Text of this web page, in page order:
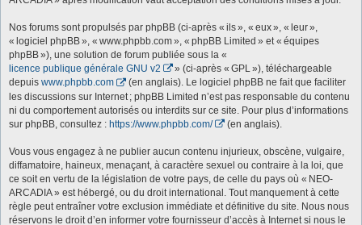
Nos forums sont propulsés par phpBB (ci-après « ils », « eux », « leur »,
« logiciel phpBB », « www.phpbb.com », « phpBB Limited » et « équipes
phpBB »), une solution de forum publiée sous la «
licence publique générale GNU v2
» (ci-après « GPL »), téléchargeable
depuis www.phpbb.com
(en anglais). Le logiciel phpBB ne fait que faciliter
les discussions sur Internet ; phpBB Limited n’est pas responsable du contenu
ni du comportement autorisés ou interdits sur ce site. Pour plus d’informations
sur phpBB, consultez : https://www.phpbb.com/ (en anglais).
Vous vous engagez à ne publier aucun contenu injurieux, obscène, vulgaire,
diffamatoire, haineux, menaçant, à caractère sexuel ou contraire à la loi, que
ce soit en vertu de la législation de votre pays, de celle du pays où « NEO-
ARCADIA » est hébergé, ou du droit international. Tout manquement à cette
règle peut entraîner votre exclusion immédiate et définitive du site. Nous nous
réservons le droit d’en informer votre fournisseur d’accès à Internet si nous le